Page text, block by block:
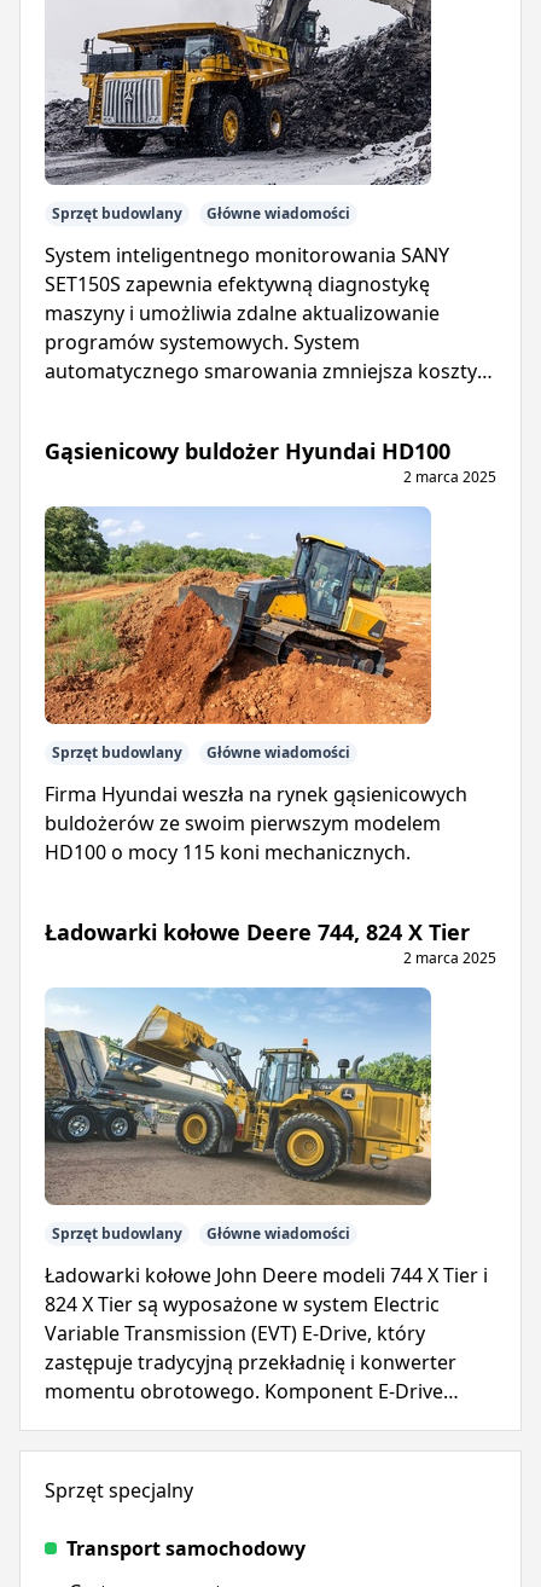
Sprzęt budowlany Główne wiadomości
System inteligentnego monitorowania SANY
SET150S zapewnia efektywną diagnostykę
maszyny i umożliwia zdalne aktualizowanie
programów systemowych. System
automatycznego smarowania zmniejsza koszty
Gąsienicowy buldożer Hyundai HD100
2 marca 2025
Sprzęt budowlany Główne wiadomości
Firma Hyundai weszła na rynek gąsienicowych
buldożerów ze swoim pierwszym modelem
HD100 o mocy 115 koni mechanicznych.
Ładowarki kołowe Deere 744, 824 X Tier
2 marca 2025
Sprzęt budowlany Główne wiadomości
Ładowarki kołowe John Deere modeli 744 X Tier i
824 X Tier są wyposażone w system Electric
Variable Transmission (EVT) E-Drive, który
zastępuje tradycyjną przekładnię i konwerter
momentu obrotowego. Komponent E-Drive
eksploatację i zmniejszając złożoność.
Sprzęt specjalny
Transport samochodowy